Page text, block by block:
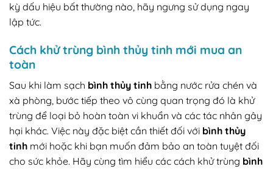
kỳ dấu hiệu bất thường nào, hãy ngưng sử dụng ngay
lập tức.
Cách khử trùng bình thủy tinh mới mua an
toàn
Sau khi làm sạch bình thủy tinh bằng nước rửa chén và
xà phòng, bước tiếp theo vô cùng quan trọng đó là khử
trùng để loại bỏ hoàn toàn vi khuẩn và các tác nhân gây
hại khác. Việc này đặc biệt cần thiết đối với bình thủy
tinh mới hoặc khi bạn muốn đảm bảo an toàn tuyệt đối
cho sức khỏe. Hãy cùng tìm hiểu các cách khử trùng bình